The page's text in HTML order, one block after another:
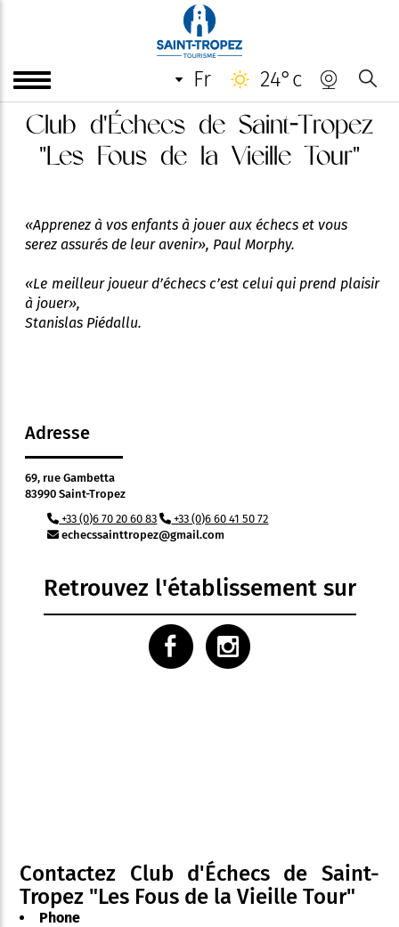
fr 24°c
Club d'Échecs de Saint-Tropez
"Les Fous de la Vieille Tour"
«Apprenez à vos enfants à jouer aux échecs et vous
serez assurés de leur avenir», Paul Morphy.
«Le meilleur joueur d’échecs c’est celui qui prend plaisir
à jouer»,
Stanislas Piédallu.
Adresse
69, rue Gambetta
83990 Saint-Tropez
+33 (0)6 70 20 60 83
+33 (0)6 60 41 50 72
echecssainttropez@gmail.com
Retrouvez l'établissement sur
Contactez Club d'Échecs de Saint-
Tropez "Les Fous de la Vieille Tour"
Phone